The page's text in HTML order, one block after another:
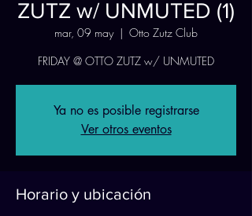
ZUTZ w/ UNMUTED (1)
mar, 09 may
  |
Otto Zutz Club
FRIDAY @ OTTO ZUTZ w/ UNMUTED
Ya no es posible registrarse
Ver otros eventos
Horario y ubicación